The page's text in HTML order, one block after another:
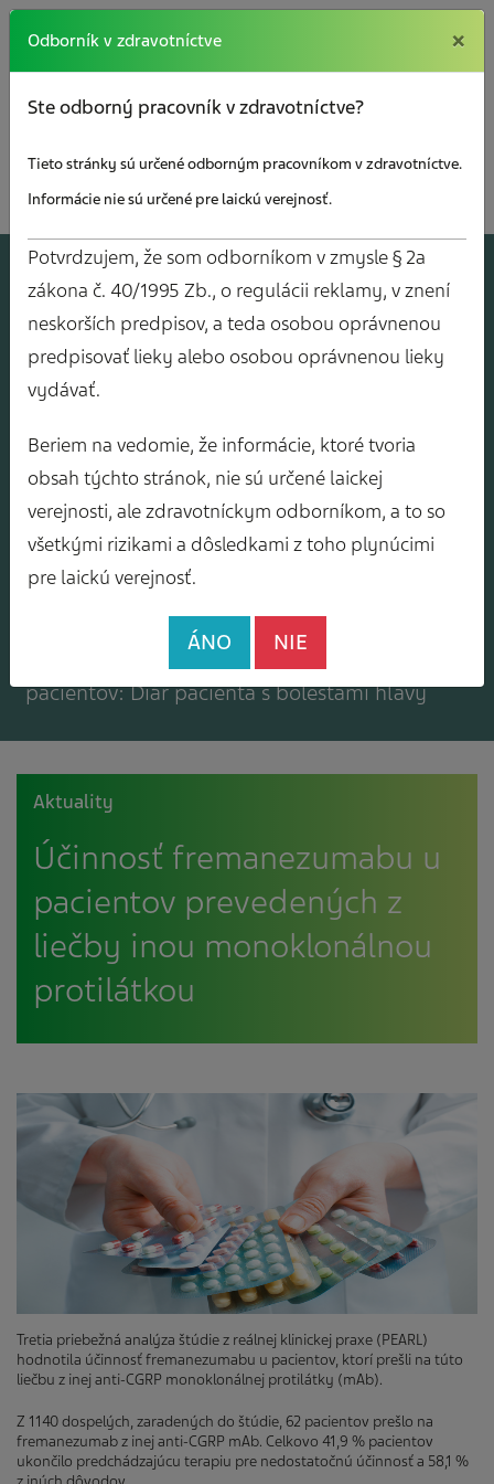
×
AJOV Y
Mám záujem o zasielanie odborného
spravodajcu
pacientov: Diár pacienta s bolesťami hlavy
Aktuality
Účinnosť fremanezumabu u
pacientov prevedených z
liečby inou monoklonálnou
protilátkou
Tretia priebežná analýza štúdie z reálnej klinickej praxe (PEARL)
hodnotila účinnosť fremanezumabu u pacientov, ktorí prešli na túto
liečbu z inej anti-CGRP monoklonálnej protilátky (mAb).
Z 1140 dospelých, zaradených do štúdie, 62 pacientov prešlo na
fremanezumab z inej anti-CGRP mAb. Celkovo 41,9 % pacientov
ukončilo predchádzajúcu terapiu pre nedostatočnú účinnosť a 58,1 %
Odborník v zdravotníctve ×
Ste odborný pracovník v zdravotníctve?
Tieto stránky sú určené odborným pracovníkom v zdravotníctve.
Informácie nie sú určené pre laickú verejnosť.
Potvrdzujem, že som odborníkom v zmysle § 2a
zákona č. 40/1995 Zb., o regulácii reklamy, v znení
neskorších predpisov, a teda osobou oprávnenou
predpisovať lieky alebo osobou oprávnenou lieky
vydávať.
Beriem na vedomie, že informácie, ktoré tvoria
obsah týchto stránok, nie sú určené laickej
verejnosti, ale zdravotníckym odborníkom, a to so
všetkými rizikami a dôsledkami z toho plynúcimi
pre laickú verejnosť.
ÁNO NIE